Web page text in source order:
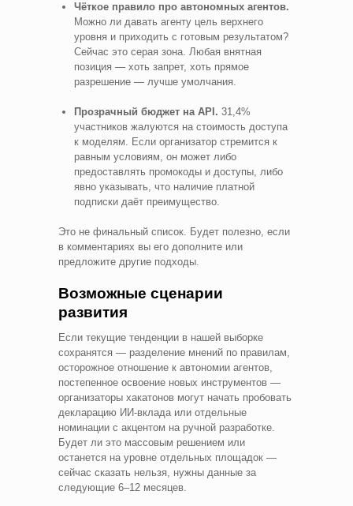
Чёткое правило про автономных агентов.
Можно ли давать агенту цель верхнего
уровня и приходить с готовым результатом?
Сейчас это серая зона. Любая внятная
позиция — хоть запрет, хоть прямое
разрешение — лучше умолчания.
Прозрачный бюджет на API. 31,4%
участников жалуются на стоимость доступа
к моделям. Если организатор стремится к
равным условиям, он может либо
предоставлять промокоды и доступы, либо
явно указывать, что наличие платной
подписки даёт преимущество.
Это не финальный список. Будет полезно, если
в комментариях вы его дополните или
предложите другие подходы.
Возможные сценарии
развития
Если текущие тенденции в нашей выборке
сохранятся — разделение мнений по правилам,
осторожное отношение к автономии агентов,
постепенное освоение новых инструментов —
организаторы хакатонов могут начать пробовать
декларацию ИИ-вклада или отдельные
номинации с акцентом на ручной разработке.
Будет ли это массовым решением или
останется на уровне отдельных площадок —
сейчас сказать нельзя, нужны данные за
следующие 6–12 месяцев.